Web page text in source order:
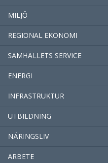
MILJÖ
REGIONAL EKONOMI
SAMHÄLLETS SERVICE
ENERGI
INFRASTRUKTUR
UTBILDNING
NÄRINGSLIV
ARBETE